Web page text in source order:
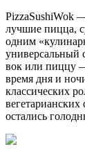
PizzaSushiWok
лучшие пицца,
одним
универсальный
вок или пиццу
время дня и
классических
остались